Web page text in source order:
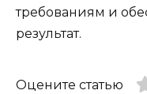
требованиям и
результат.
Оцените статью